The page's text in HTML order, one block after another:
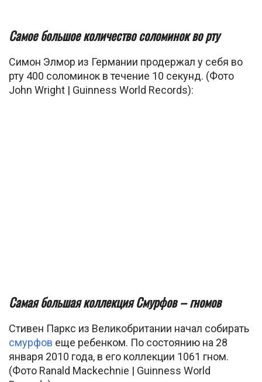
Самое большое количество соломинок во рту
Симон Элмор из Германии продержал у себя во
рту 400 соломинок в течение 10 секунд. (Фото
John Wright | Guinness World Records):
Самая большая коллекция Смурфов – гномов
Стивен Паркс из Великобритании начал собирать
смурфов еще ребенком. По состоянию на 28
января 2010 года, в его коллекции 1061 гном.
(Фото Ranald Mackechnie | Guinness World